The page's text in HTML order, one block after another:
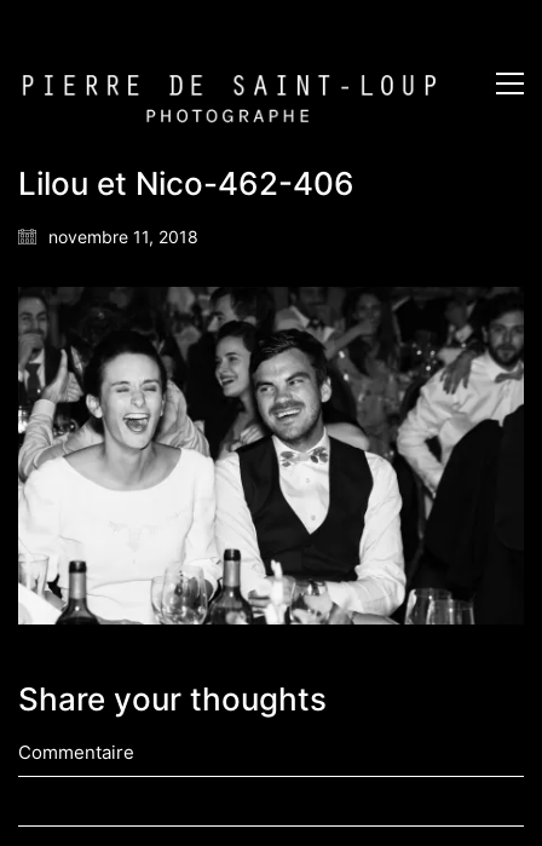
Lilou et Nico-462-406
novembre 11, 2018
Share your thoughts
Commentaire